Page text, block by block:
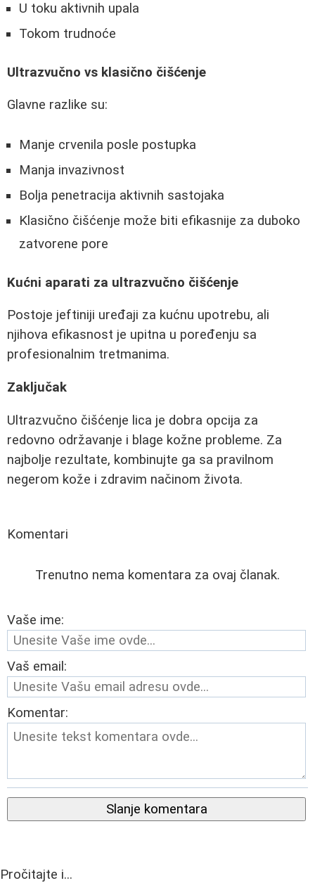
U toku aktivnih upala
Tokom trudnoće
Ultrazvučno vs klasično čišćenje
Glavne razlike su:
Manje crvenila posle postupka
Manja invazivnost
Bolja penetracija aktivnih sastojaka
Klasično čišćenje može biti efikasnije za duboko
zatvorene pore
Kućni aparati za ultrazvučno čišćenje
Postoje jeftiniji uređaji za kućnu upotrebu, ali
njihova efikasnost je upitna u poređenju sa
profesionalnim tretmanima.
Zaključak
Ultrazvučno čišćenje lica je dobra opcija za
redovno održavanje i blage kožne probleme. Za
najbolje rezultate, kombinujte ga sa pravilnom
negerom kože i zdravim načinom života.
Komentari
Trenutno nema komentara za ovaj članak.
Vaše ime:
Vaš email:
Komentar:
Slanje komentara
Pročitajte i...